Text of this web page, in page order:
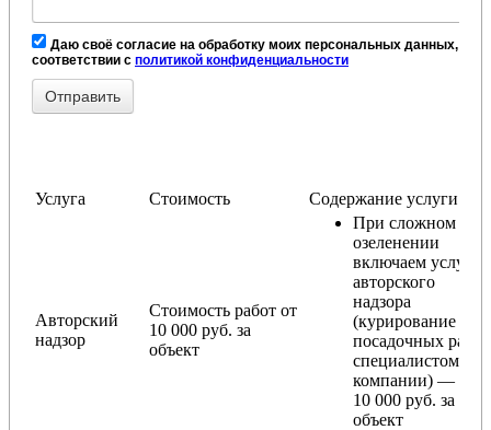
Даю своё согласие на обработку моих персональных данных, в
соответствии с политикой конфиденциальности
Услуга Стоимость Содержание услуги
Авторский
надзор
Стоимость работ от
10 000 руб. за
объект
При сложном
озеленении
включаем услугу
авторского
надзора
(курирование
посадочных работ
специалистом
компании) — от
10 000 руб. за
объект